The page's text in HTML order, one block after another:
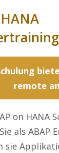
remote an
on HANA
als ABAP
sie